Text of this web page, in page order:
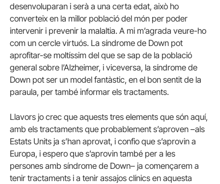
desenvoluparan i serà a una certa edat, això ho
converteix en la millor població del món per poder
intervenir i prevenir la malaltia. A mi m’agrada veure-ho
com un cercle virtuós. La síndrome de Down pot
aprofitar-se moltíssim del que se sap de la població
general sobre l’Alzheimer, i viceversa, la síndrome de
Down pot ser un model fantàstic, en el bon sentit de la
paraula, per també informar els tractaments.
Llavors jo crec que aquests tres elements que són aquí,
amb els tractaments que probablement s’aproven –als
Estats Units ja s’han aprovat, i confio que s’aprovin a
Europa, i espero que s’aprovin també per a les
persones amb síndrome de Down– ja començarem a
tenir tractaments i a tenir assajos clínics en aquesta